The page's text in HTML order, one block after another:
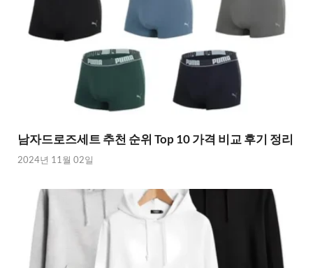
남자드로즈세트 추천 순위 Top 10 가격 비교 후기 정리
2024년 11월 02일